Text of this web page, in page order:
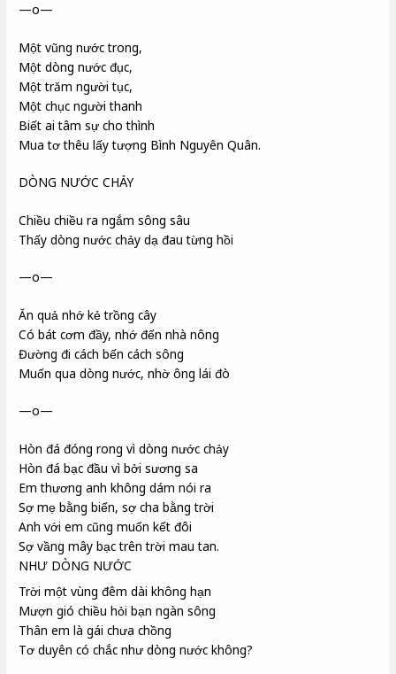
—o—
Một vũng nước trong,
Một dòng nước đục,
Một trăm người tục,
Một chục người thanh
Biết ai tâm sự cho thình
Mua tơ thêu lấy tượng Bình Nguyên Quân.
DÒNG NƯỚC CHẢY
Chiều chiều ra ngắm sông sâu
Thấy dòng nước chảy dạ đau từng hồi
—o—
Ăn quả nhớ kẻ trồng cây
Có bát cơm đầy, nhớ đến nhà nông
Đường đi cách bến cách sông
Muốn qua dòng nước, nhờ ông lái đò
—o—
Hòn đá đóng rong vì dòng nước chảy
Hòn đá bạc đầu vì bởi sương sa
Em thương anh không dám nói ra
Sợ mẹ bằng biển, sợ cha bằng trời
Anh với em cũng muốn kết đôi
Sợ vầng mây bạc trên trời mau tan.
NHƯ DÒNG NƯỚC
Trời một vùng đêm dài không hạn
Mượn gió chiều hỏi bạn ngàn sông
Thân em là gái chưa chồng
Tơ duyên có chắc như dòng nước không?